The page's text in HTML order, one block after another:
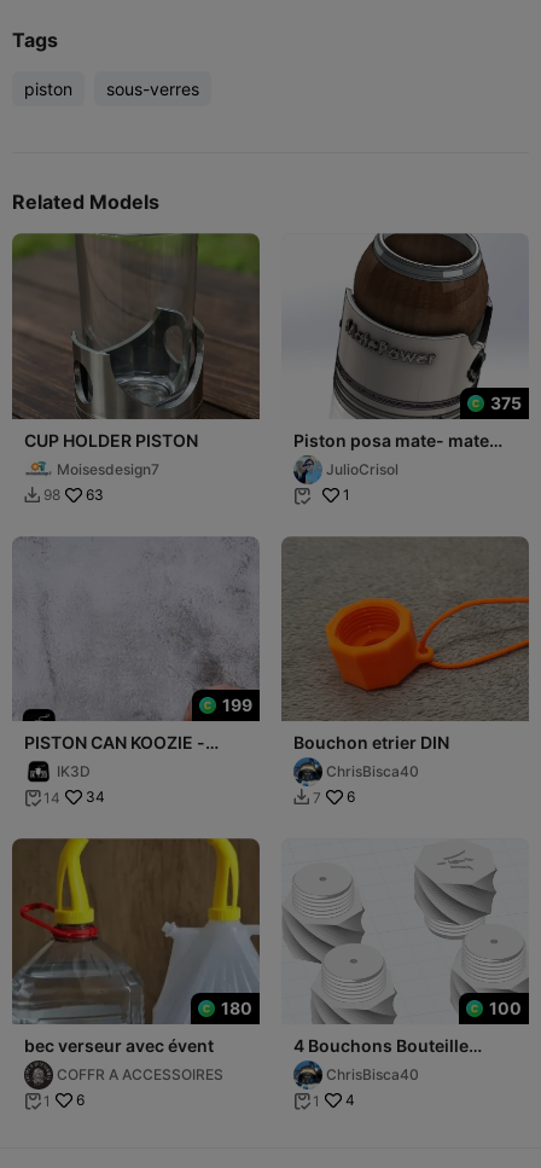
Tags
piston sous-verres
Related Models
CUP HOLDER PISTON
Moisesdesign7
 98 63
375
Piston posa mate- mate
tea piston cup holder
JulioCrisol
 1
199
PISTON CAN KOOZIE -
PERSONALIZABLE
IK3D
 14 34
Bouchon etrier DIN
ChrisBisca40
 7 6
180
bec verseur avec évent
COFFR A ACCESSOIRES
 1 6
100
4 Bouchons Bouteille
plongée M25x2 / Sigle
TRITONChrisBisca40
 1 4